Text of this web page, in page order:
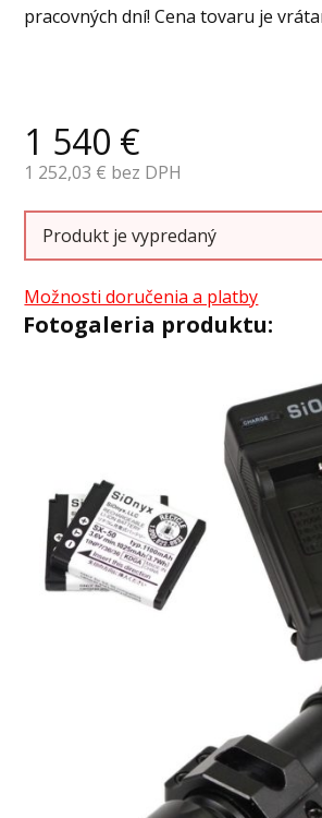
pracovných dní! Cena tovaru je
1 540 €
1 252,03 € bez DPH
Produkt je vypredaný
Možnosti doručenia a platby
Fotogaleria produktu: